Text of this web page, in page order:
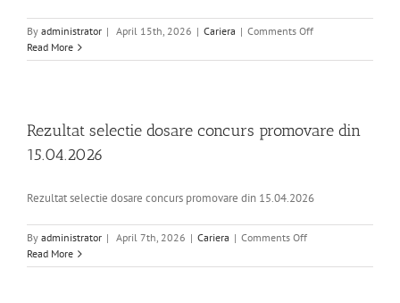
By administrator | April 15th, 2026 | Cariera | Comments Offon
probei
promovare
Read More
Rezultat selectie dosare concurs promovare din
15.04.2026
Rezultat selectie dosare concurs promovare din 15.04.2026
By administrator | April 7th, 2026 | Cariera | Comments Offon
selectie
Read More